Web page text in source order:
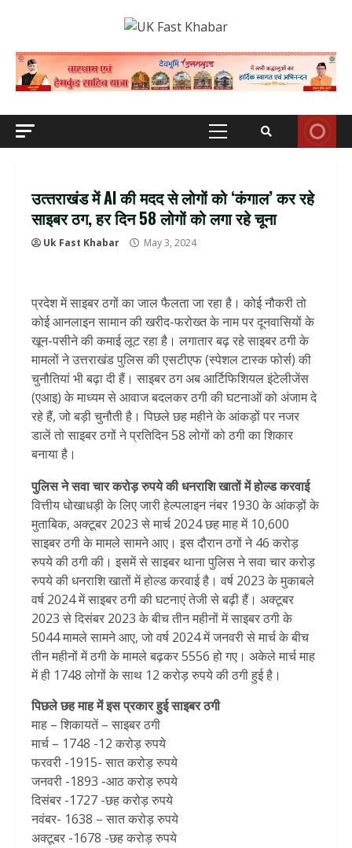
Primary
उत्‍तराखंड में AI की मदद से लोगों को ‘कंगाल’ कर रहे
साइबर ठग, हर दिन 58 लोगों को लगा रहे चूना
Uk Fast Khabar May 3, 2024
प्रदेश में साइबर ठगों का जाल फैलता जा रहा है। कोई नौकरी तो
कोई आनलाइन सामान की खरीद-फरोख्त के नाम पर दूनवासियों के
खून-पसीने की कमाई लूट रहा है। लगातार बढ़ रहे साइबर ठगी के
मामलों ने उत्तराखंड पुलिस की एसटीएफ (स्पेशल टास्क फोर्स) की
चुनौतियां भी बढ़ा दी हैं। साइबर ठग अब आर्टिफिशियल इंटेलीजेंस
(एआइ) के माध्यम से आवाज बदलकर ठगी की घटनाओं को अंजाम दे
रहे हैं, जो बड़ी चुनौती है। पिछले छह महीने के आंकड़ों पर नजर
डालें तो साइबर ठगों ने प्रतिदिन 58 लोगों को ठगी का शिकार
बनाया है।
पुलिस ने सवा चार करोड़ रुपये की धनराशि खातों में होल्ड करवाई
वित्तीय धोखाधड़ी के लिए जारी हेल्पलाइन नंबर 1930 के आंकड़ों के
मुताबिक, अक्टूबर 2023 से मार्च 2024 छह माह में 10,600
साइबर ठगी के मामले सामने आए। इस दौरान ठगों ने 46 करोड़
रुपये की ठगी की। इसमें से साइबर थाना पुलिस ने सवा चार करोड़
रुपये की धनराशि खातों में होल्ड करवाई है। वर्ष 2023 के मुकाबले
वर्ष 2024 में साइबर ठगी की घटनाएं तेजी से बढ़ी हैं। अक्टूबर
2023 से दिसंबर 2023 के बीच तीन महीनों में साइबर ठगी के
5044 मामले सामने आए, जो वर्ष 2024 में जनवरी से मार्च के बीच
तीन महीनों में ठगी के मामले बढ़कर 5556 हो गए। अकेले मार्च माह
में ही 1748 लोगों के साथ 12 करोड़ रुपये की ठगी हुई है।
पिछले छह माह में इस प्रकार हुई साइबर ठगी
माह – शिकायतें – साइबर ठगी
मार्च – 1748 -12 करोड़ रुपये
फरवरी -1915- सात करोड़ रुपये
जनवरी -1893 -आठ करोड़ रुपये
दिसंबर -1727 -छह करोड़ रुपये
नवंबर- 1638 – सात करोड़ रुपये
अक्टूबर -1678 -छह करोड़ रुपये